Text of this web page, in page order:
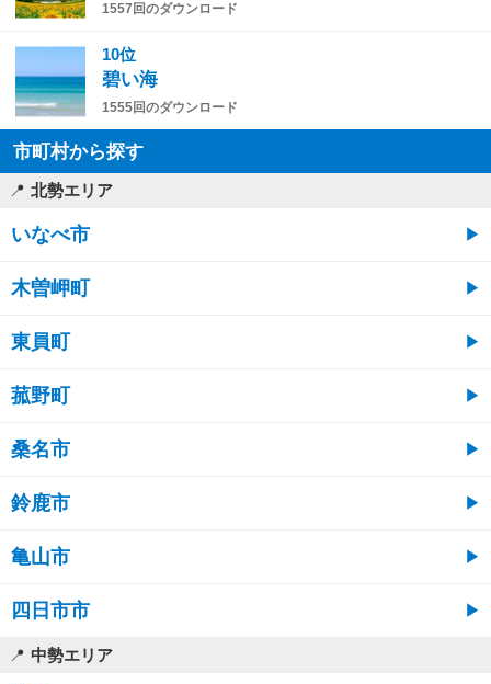
1557回のダウンロード
10位
碧い海
1555回のダウンロード
市町村から探す
北勢エリア
いなべ市
木曽岬町
東員町
菰野町
桑名市
鈴鹿市
亀山市
四日市市
中勢エリア